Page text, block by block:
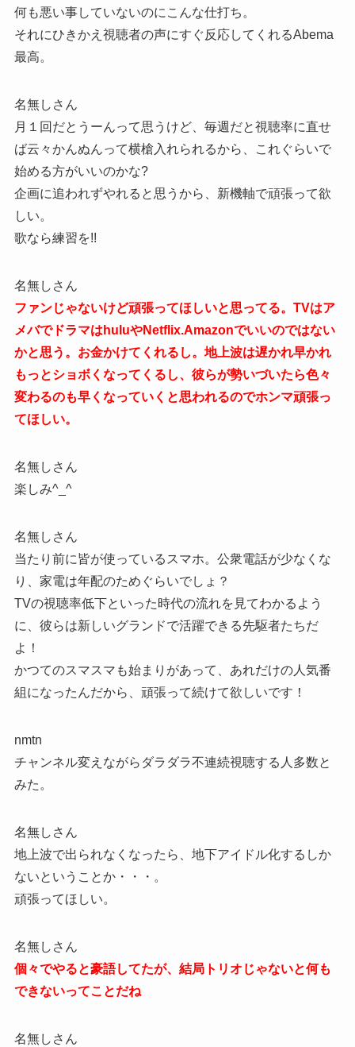
何も悪い事していないのにこんな仕打ち。
それにひきかえ視聴者の声にすぐ反応してくれるAbema
最高。
名無しさん
月１回だとうーんって思うけど、毎週だと視聴率に直せ
ば云々かんぬんって横槍入れられるから、これぐらいで
始める方がいいのかな?
企画に追われずやれると思うから、新機軸で頑張って欲
しい。
歌なら練習を!!
名無しさん
ファンじゃないけど頑張ってほしいと思ってる。TVはア
メバでドラマはhuluやNetflix.Amazonでいいのではない
かと思う。お金かけてくれるし。地上波は遅かれ早かれ
もっとショボくなってくるし、彼らが勢いづいたら色々
変わるのも早くなっていくと思われるのでホンマ頑張っ
てほしい。
名無しさん
楽しみ^_^
名無しさん
当たり前に皆が使っているスマホ。公衆電話が少なくな
り、家電は年配のためぐらいでしょ？
TVの視聴率低下といった時代の流れを見てわかるよう
に、彼らは新しいグランドで活躍できる先駆者たちだ
よ！
かつてのスマスマも始まりがあって、あれだけの人気番
組になったんだから、頑張って続けて欲しいです！
nmtn
チャンネル変えながらダラダラ不連続視聴する人多数と
みた。
名無しさん
地上波で出られなくなったら、地下アイドル化するしか
ないということか・・・。
頑張ってほしい。
名無しさん
個々でやると豪語してたが、結局トリオじゃないと何も
できないってことだね
名無しさん